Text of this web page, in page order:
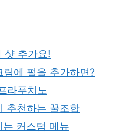
샷 추가요!
에 펄을 추가하면?
라푸치노
추천하는 꿀조합
커스텀 메뉴